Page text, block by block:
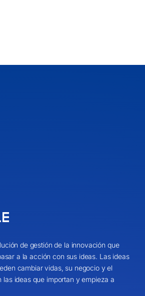
de gestión de la innovación que
a la acción con sus ideas. Las ideas
cambiar vidas, su negocio y el
las ideas que importan y empieza a